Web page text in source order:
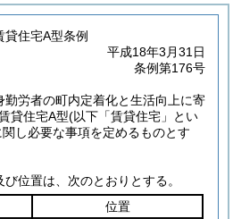
住宅A型条例
平成18年3月31日
条例第176号
勤労者の町内定着化と生活向上に寄
貸住宅A型(以下「賃貸住宅」とい
し必要な事項を定めるものとす
位置は、次のとおりとする。
位置